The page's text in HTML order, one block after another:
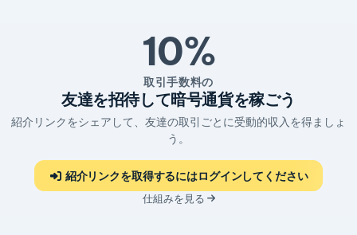
10%
取引手数料の
友達を招待して暗号通貨を稼ごう
紹介リンクをシェアして、友達の取引ごとに受動的収入を得ましょ
う。
紹介リンクを取得するにはログインしてください
仕組みを見る